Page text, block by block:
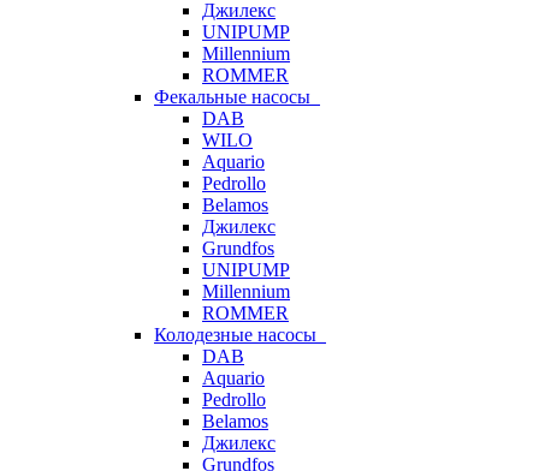
Джилекс
UNIPUMP
Millennium
ROMMER
Фекальные насосы
DAB
WILO
Aquario
Pedrollo
Belamos
Джилекс
Grundfos
UNIPUMP
Millennium
ROMMER
Колодезные насосы
DAB
Aquario
Pedrollo
Belamos
Джилекс
Grundfos